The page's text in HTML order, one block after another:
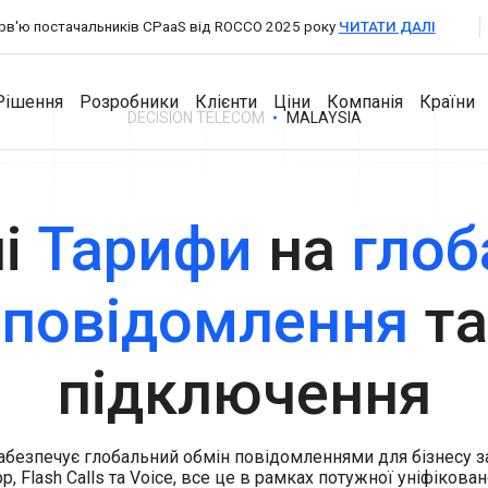
постачальників CPaaS від ROCCO 2025 року ЧИТАТИ ДАЛІ
Продукти
Messaging Dashboard
Потужна універсальна платформа для бізнес-
Business Chat
двостороннім обміном повідомлень.
для Партнерів
A2P Messaging
Збільшіть обсяг SMS-трафіку з глобальним покриттям
через прямі підключення до операторів.
Високоякісні голосові виклики з надійною глобальною
маршрутизацією.
Розробники
Розробники
API Documentation
Клієнти Ціни Компанія
Про компанію
Новини та події
Кар'єра
Контакти
Країни
DECISION TELECOM
MALAYSIA
Тарифи на
повідомлення та
підключення
глобальний обмін повідомленнями для бізнесу
Flash Calls та Voice, все це в рамках потужної